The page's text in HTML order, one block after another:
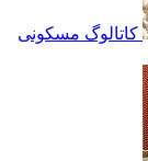
کاتالوگ مسکونی